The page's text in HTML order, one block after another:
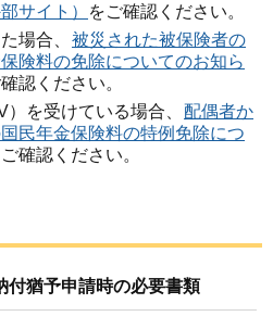
サイト）
をご確認ください。
場合、 被災された被保険者の
険料の免除についてのお知ら
認ください。
を受けている場合、 配偶者か
民年金保険料の特例免除につ
確認ください。
付猶予申請時の必要書類